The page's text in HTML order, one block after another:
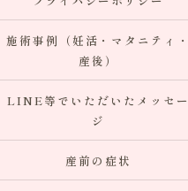
施術事例（妊活・マタニティ・
産後）
LINE等でいただいたメッセー
ジ
産前の症状